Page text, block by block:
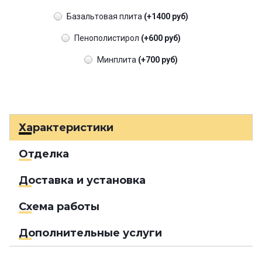
Базальтовая плита (+1400 руб)
Пенополистирол (+600 руб)
Минплита (+700 руб)
Характеристики
Отделка
Доставка и установка
Схема работы
Дополнительные услуги